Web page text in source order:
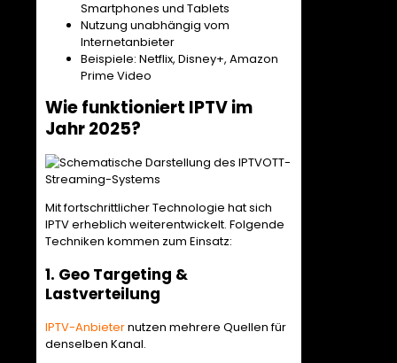
Smartphones und Tablets
Nutzung unabhängig vom
Internetanbieter
Beispiele: Netflix, Disney+, Amazon
Prime Video
Wie funktioniert IPTV im
Jahr 2025?
Mit fortschrittlicher Technologie hat sich
IPTV erheblich weiterentwickelt. Folgende
Techniken kommen zum Einsatz:
1. Geo Targeting &
Lastverteilung
IPTV-Anbieternutzen mehrere Quellen für
denselben Kanal.